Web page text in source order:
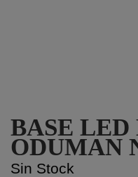
BASE
ODUMAN
Sin Stock